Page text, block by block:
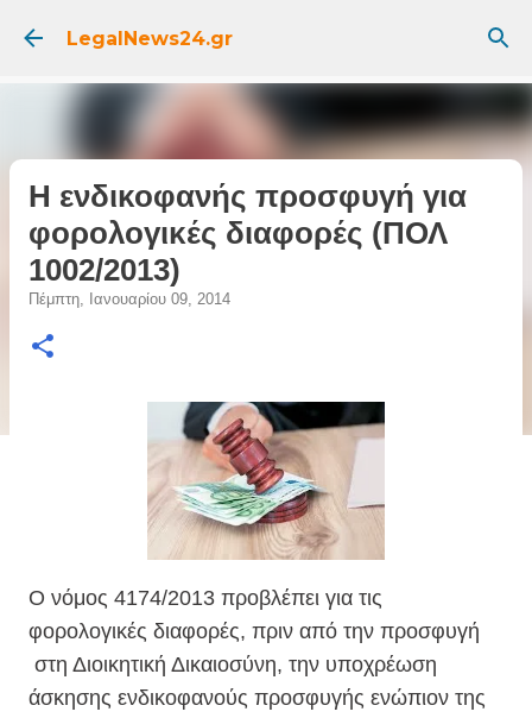
Μετάβαση στο κύριο περιεχόμενο
LegalNews24.gr
Η ενδικοφανής προσφυγή για
φορολογικές διαφορές (ΠΟΛ
1002/2013)
Πέμπτη, Ιανουαρίου 09, 2014
O νόμος 4174/2013 προβλέπει για τις
φορολογικές διαφορές, πριν από την προσφυγή
στη Διοικητική Δικαιοσύνη, την υποχρέωση
άσκησης ενδικοφανούς προσφυγής ενώπιον της